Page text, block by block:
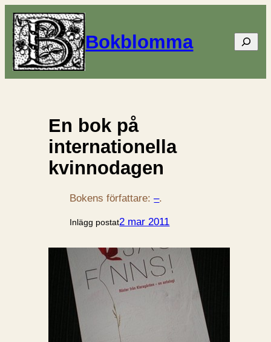
Bokblomma Sök
En bok på
internationella
kvinnodagen
Bokens författare:–.
Inlägg postat2 mar 2011